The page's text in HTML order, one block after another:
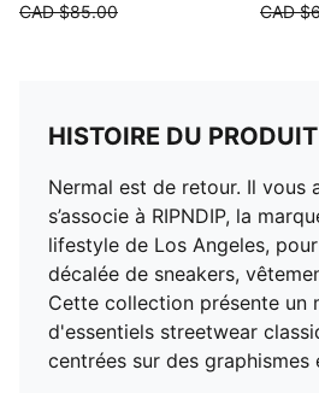
CAD $85.00
CAD
HISTOIRE DU PRODUIT
Nermal est de retour. Il vous
s’associe à RIPNDIP, la
lifestyle de Los Angeles,
décalée de sneakers,
Cette collection présente un
d'essentiels streetwear
centrées sur des graphismes